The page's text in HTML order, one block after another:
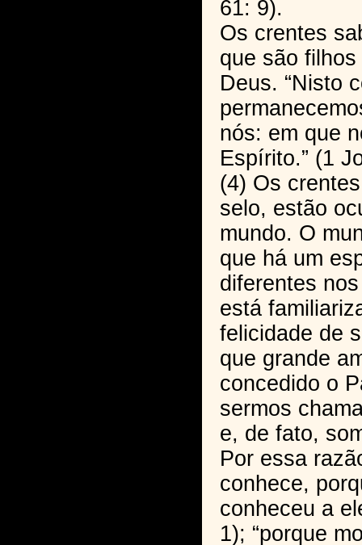
61: 9).
Os crentes
que são
Deus. “Nisto
nós: em que
Espírito.” (1
(4) Os
selo, estão
mundo. O
que há um
diferentes
está
felicidade de
que grande
concedido o
sermos
e, de fato,
Por essa
conhece,
conheceu a
1); “porque